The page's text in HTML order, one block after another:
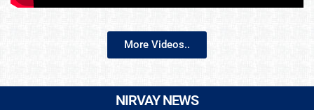
More Videos..
NIRVAY NEWS